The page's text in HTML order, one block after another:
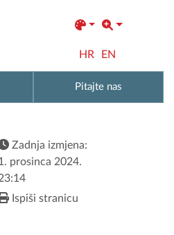
HR EN
Pitajte nas
Zadnja izmjena:
prosinca 2024.
Ispiši stranicu